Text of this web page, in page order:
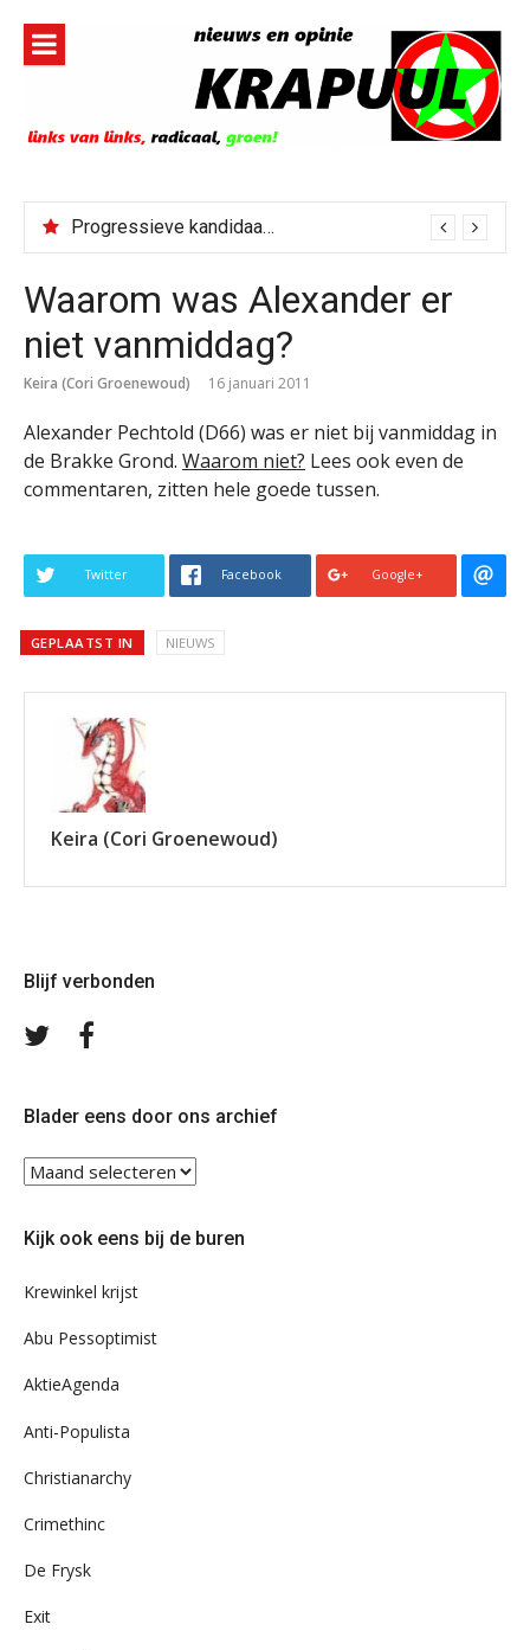
inhoud
Progressieve kandidaat El-Sayed senaatskandidaat Michigan
Waarom was Alexander er
niet vanmiddag?
Keira (Cori Groenewoud) 16 januari 2011
Alexander Pechtold (D66) was er niet bij vanmiddag in
de Brakke Grond. Waarom niet? Lees ook even de
commentaren, zitten hele goede tussen.
Twitter Facebook Google+
GEPLAATST IN NIEUWS
Keira (Cori Groenewoud)
Blijf verbonden
Volg
Blader eens door ons archief
Blader
eens
ons
Kijk ook eens bij de buren
Krewinkel krijst
Abu Pessoptimist
AktieAgenda
Anti-Populista
Christianarchy
Crimethinc
De Frysk
Exit